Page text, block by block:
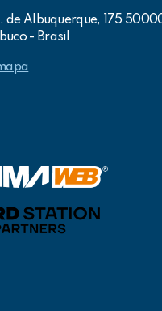
de Albuquerque, 175
- Brasil